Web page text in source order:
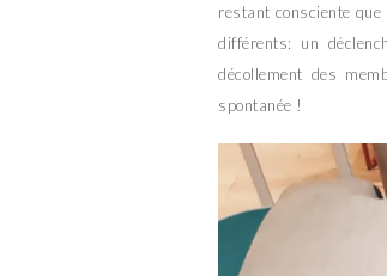
restant consciente
différents: un
décollement des
spontanée !